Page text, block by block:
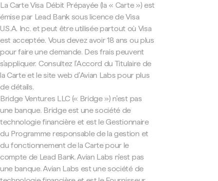
La Carte Visa Débit Prépayée (la « Carte ») est
émise par Lead Bank sous licence de Visa
U.S.A. Inc. et peut être utilisée partout où Visa
est acceptée. Vous devez avoir 18 ans ou plus
pour faire une demande. Des frais peuvent
s'appliquer. Consultez l'Accord du Titulaire de
la Carte et le site web d'Avian Labs pour plus
de détails.
Bridge Ventures LLC (« Bridge ») n'est pas
une banque. Bridge est une société de
technologie financière et est le Gestionnaire
du Programme responsable de la gestion et
du fonctionnement de la Carte pour le
compte de Lead Bank. Avian Labs n'est pas
une banque. Avian Labs est une société de